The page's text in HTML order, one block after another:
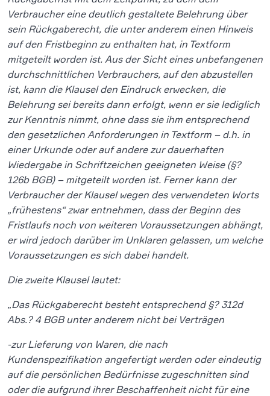
Verbraucher eine deutlich gestaltete Belehrung über
sein Rückgaberecht, die unter anderem einen Hinweis
auf den Fristbeginn zu enthalten hat, in Textform
mitgeteilt worden ist. Aus der Sicht eines unbefangenen
durchschnittlichen Verbrauchers, auf den abzustellen
ist, kann die Klausel den Eindruck erwecken, die
Belehrung sei bereits dann erfolgt, wenn er sie lediglich
zur Kenntnis nimmt, ohne dass sie ihm entsprechend
den gesetzlichen Anforderungen in Textform – d.h. in
einer Urkunde oder auf andere zur dauerhaften
Wiedergabe in Schriftzeichen geeigneten Weise (§?
126b BGB) – mitgeteilt worden ist. Ferner kann der
Verbraucher der Klausel wegen des verwendeten Worts
„frühestens“ zwar entnehmen, dass der Beginn des
Fristlaufs noch von weiteren Voraussetzungen abhängt,
er wird jedoch darüber im Unklaren gelassen, um welche
Voraussetzungen es sich dabei handelt.
Die zweite Klausel lautet:
„Das Rückgaberecht besteht entsprechend §? 312d
Abs.? 4 BGB unter anderem nicht bei Verträgen
-zur Lieferung von Waren, die nach
Kundenspezifikation angefertigt werden oder eindeutig
auf die persönlichen Bedürfnisse zugeschnitten sind
oder die aufgrund ihrer Beschaffenheit nicht für eine